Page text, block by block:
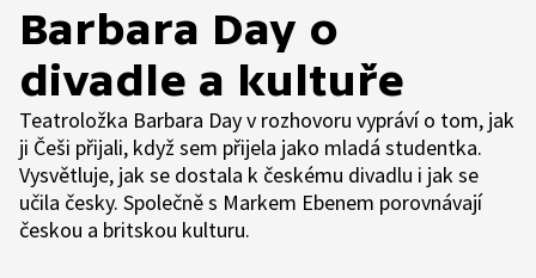
Barbara Day o
divadle a kultuře
Teatroložka Barbara Day v rozhovoru vypráví o tom, jak
ji Češi přijali, když sem přijela jako mladá studentka.
Vysvětluje, jak se dostala k českému divadlu i jak se
učila česky. Společně s Markem Ebenem porovnávají
českou a britskou kulturu.